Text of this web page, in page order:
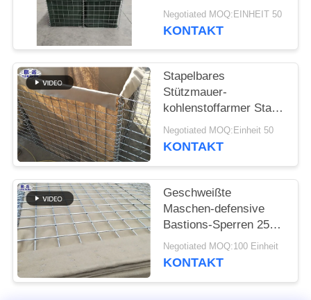
Hesco Barriere
geschweißte Gabion
Negotiated MOQ:EINHEIT 50
KONTAKT
Stapelbares
Stützmauer-
kohlenstoffarmer Stahl-
Eisen-Draht-Material
Flut Contro
Negotiated MOQ:Einheit 50
KONTAKT
Geschweißte
Maschen-defensive
Bastions-Sperren 25
Jahre Leben-Dauer-
kohlenstoffarme
Negotiated MOQ:100 Einheit
KONTAKT